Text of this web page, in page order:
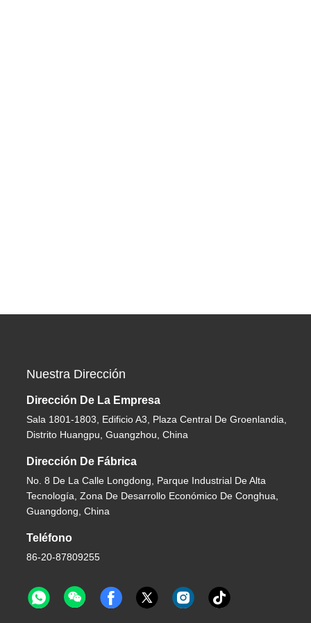
Nuestra Dirección
Dirección De La Empresa
Sala 1801-1803, Edificio A3, Plaza Central De Groenlandia,
Distrito Huangpu, Guangzhou, China
Dirección De Fábrica
No. 8 De La Calle Longdong, Parque Industrial De Alta
Tecnología, Zona De Desarrollo Económico De Conghua,
Guangdong, China
Teléfono
86-20-87809255